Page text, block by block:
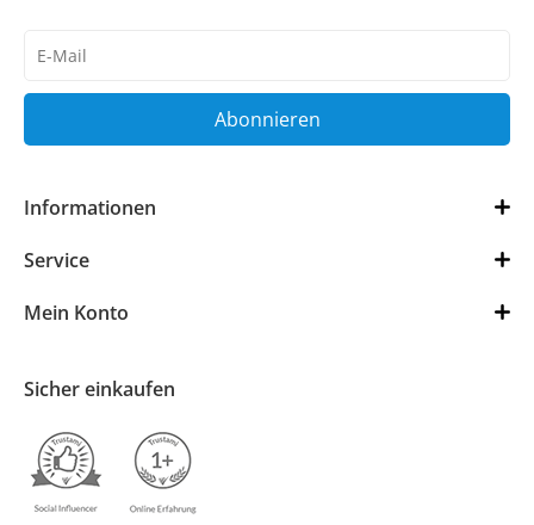
Honig
Abonnieren
Informationen
Service
Mein Konto
Sicher einkaufen